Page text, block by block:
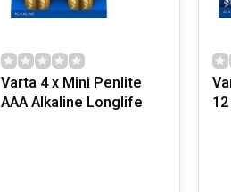
Varta 4 x Mini Penlite
AAA Alkaline Longlife